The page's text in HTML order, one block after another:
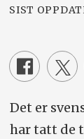
SIST
Det er
har tatt de